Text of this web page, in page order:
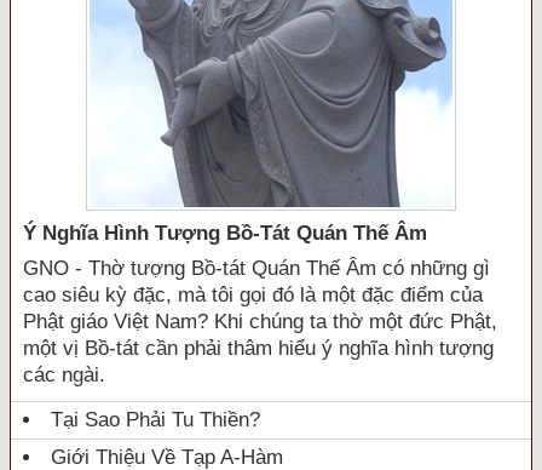
Ý Nghĩa Hình Tượng Bồ-Tát Quán Thế Âm
GNO - Thờ tượng Bồ-tát Quán Thế Âm có những gì
cao siêu kỳ đặc, mà tôi gọi đó là một đặc điểm của
Phật giáo Việt Nam? Khi chúng ta thờ một đức Phật,
một vị Bồ-tát cần phải thâm hiểu ý nghĩa hình tượng
các ngài.
Tại Sao Phải Tu Thiền?
Giới Thiệu Về Tạp A-Hàm